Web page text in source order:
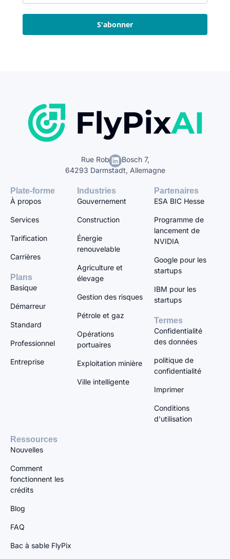
S'abonner
Rue Robert-Bosch 7,
64293 Darmstadt, Allemagne
Plate-forme
À propos
Services
Tarification
Carrières
Plans
Basique
Démarreur
Standard
Professionnel
Entreprise
Industries
Gouvernement
Construction
Énergie
renouvelable
Agriculture et
élevage
Gestion des risques
Pétrole et gaz
Opérations
portuaires
Exploitation minière
Ville intelligente
Partenaires
ESA BIC Hesse
Programme de
lancement de
NVIDIA
Google pour les
startups
IBM pour les
startups
Termes
Confidentialité
des données
politique de
confidentialité
Imprimer
Conditions
d'utilisation
Ressources
Nouvelles
Comment
fonctionnent les
crédits
Blog
FAQ
Bac à sable FlyPix